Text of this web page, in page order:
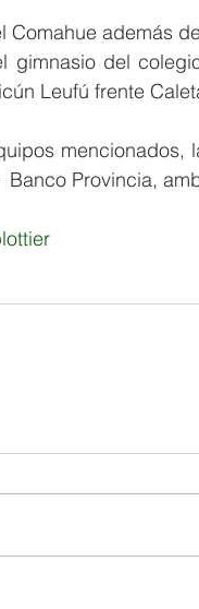
Comahue además
gimnasio del
Leufú frente
Provincia,